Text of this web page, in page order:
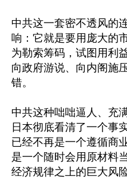
中共这一套密不透风的
响：它就是要用庞大的
为勒索筹码，试图用利
向政府游说、向内阁施
错。
中共这种咄咄逼人、充
日本彻底看清了一个事
已经不再是一个遵循商
是一个随时会用原材料
经济规律之上的巨大风险